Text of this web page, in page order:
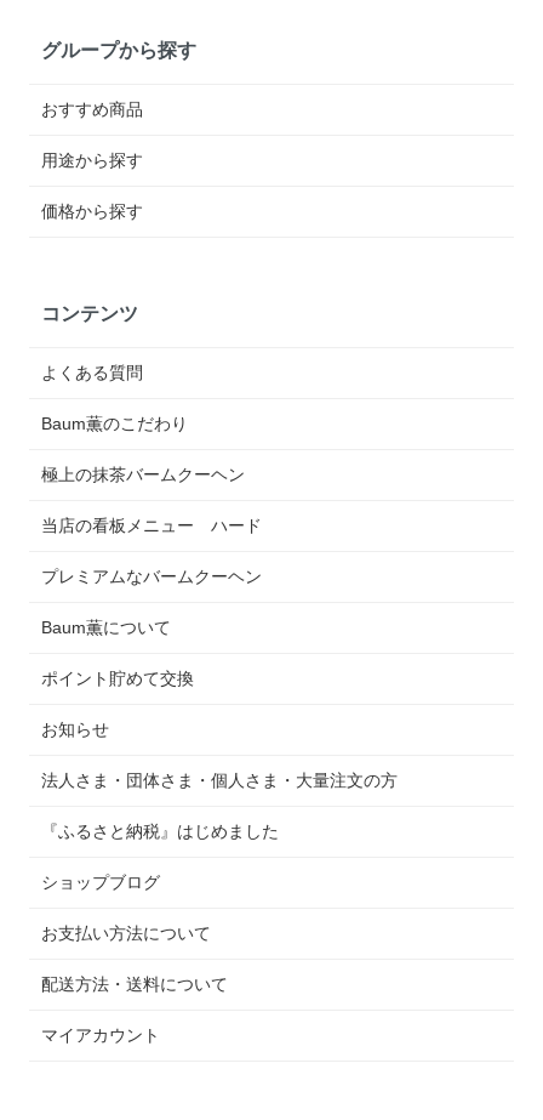
グループから探す
おすすめ商品
用途から探す
価格から探す
コンテンツ
よくある質問
Baum薫のこだわり
極上の抹茶バームクーヘン
当店の看板メニュー ハード
プレミアムなバームクーヘン
Baum薫について
ポイント貯めて交換
お知らせ
法人さま・団体さま・個人さま・大量注文の方
『ふるさと納税』はじめました
ショップブログ
お支払い方法について
配送方法・送料について
マイアカウント